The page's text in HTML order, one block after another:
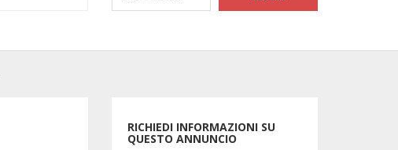
RICHIEDI INFORMAZIONI SU
QUESTO ANNUNCIO